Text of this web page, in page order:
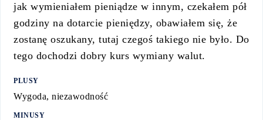
jak wymieniałem pieniądze w innym, czekałem pół
godziny na dotarcie pieniędzy, obawiałem się, że
zostanę oszukany, tutaj czegoś takiego nie było. Do
tego dochodzi dobry kurs wymiany walut.
PLUSY
Wygoda, niezawodność
MINUSY